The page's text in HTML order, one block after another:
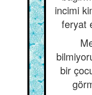
incimi
feryat
bir